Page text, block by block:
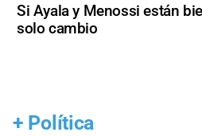
Si Ayala y Menossi están
solo cambio
+ Política